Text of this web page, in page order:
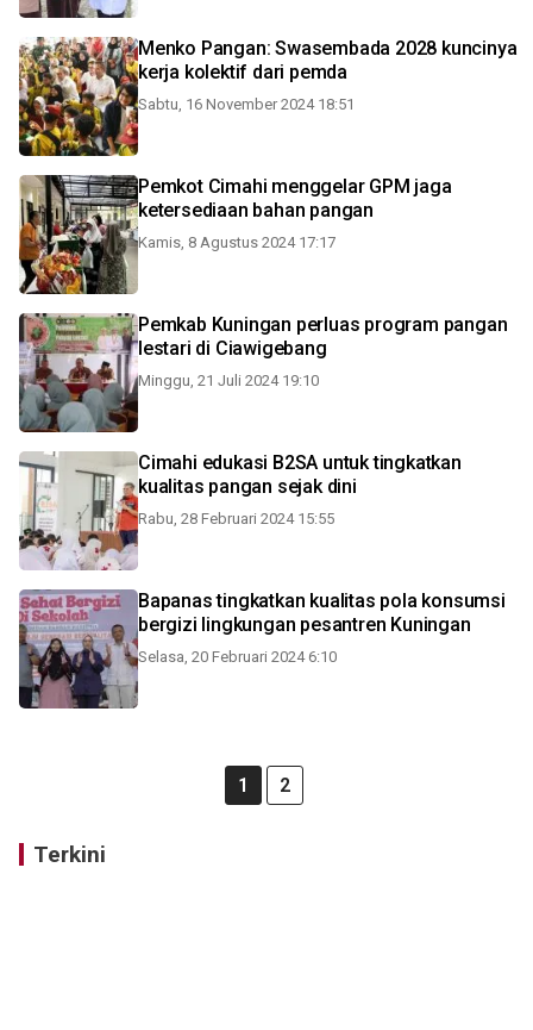
Menko Pangan: Swasembada 2028 kuncinya
kerja kolektif dari pemda
Sabtu, 16 November 2024 18:51
Pemkot Cimahi menggelar GPM jaga
ketersediaan bahan pangan
Kamis, 8 Agustus 2024 17:17
Pemkab Kuningan perluas program pangan
lestari di Ciawigebang
Minggu, 21 Juli 2024 19:10
Cimahi edukasi B2SA untuk tingkatkan
kualitas pangan sejak dini
Rabu, 28 Februari 2024 15:55
Bapanas tingkatkan kualitas pola konsumsi
bergizi lingkungan pesantren Kuningan
Selasa, 20 Februari 2024 6:10
1 2
Terkini